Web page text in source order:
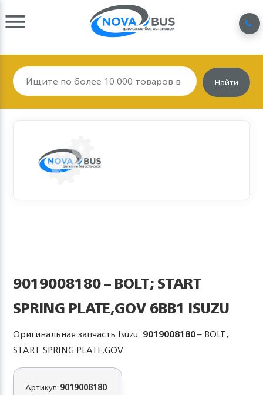
Найти
9019008180 – BOLT; START
SPRING PLATE,GOV 6BB1 ISUZU
Оригинальная запчасть Isuzu: 9019008180– BOLT;
START SPRING PLATE,GOV
Артикул:9019008180